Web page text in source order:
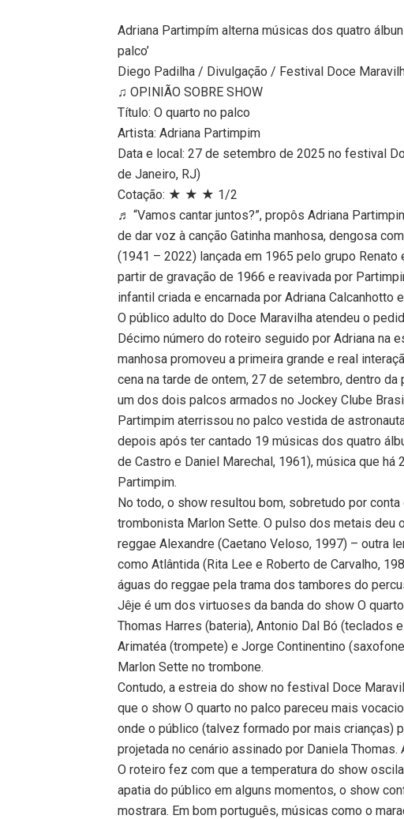
Adriana Partimpím alterna músicas dos quatro
palco’
Diego Padilha / Divulgação / Festival Doce
♫ OPINIÃO SOBRE SHOW
Título: O quarto no palco
Artista: Adriana Partimpim
Data e local: 27 de setembro de 2025 no festival
de Janeiro, RJ)
Cotação: ★ ★ ★ 1/2
♬ “Vamos cantar juntos?”, propôs Adriana
de dar voz à canção Gatinha manhosa, dengosa
(1941 – 2022) lançada em 1965 pelo grupo Renato
partir de gravação de 1966 e reavivada por
infantil criada e encarnada por Adriana Calcanhotto
O público adulto do Doce Maravilha atendeu o
Décimo número do roteiro seguido por Adriana na
manhosa promoveu a primeira grande e real
cena na tarde de ontem, 27 de setembro, dentro
um dos dois palcos armados no Jockey Clube
Partimpim aterrissou no palco vestida de
depois após ter cantado 19 músicas dos quatro
de Castro e Daniel Marechal, 1961), música que
Partimpim.
No todo, o show resultou bom, sobretudo por
trombonista Marlon Sette. O pulso dos metais deu
reggae Alexandre (Caetano Veloso, 1997) – outra
como Atlântida (Rita Lee e Roberto de Carvalho,
águas do reggae pela trama dos tambores do
Jêje é um dos virtuoses da banda do show O
Thomas Harres (bateria), Antonio Dal Bó (teclados
Arimatéa (trompete) e Jorge Continentino
Marlon Sette no trombone.
Contudo, a estreia do show no festival Doce
que o show O quarto no palco pareceu mais
onde o público (talvez formado por mais crianças)
projetada no cenário assinado por Daniela
O roteiro fez com que a temperatura do show
apatia do público em alguns momentos, o show
mostrara. Em bom português, músicas como o